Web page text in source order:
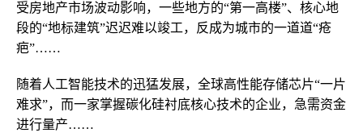
受房地产市场波动影响，一些地方的“第一高楼”、核心地
段的“地标建筑”迟迟难以竣工，反成为城市的一道道“疮
疤”……
随着人工智能技术的迅猛发展，全球高性能存储芯片“一片
难求”，而一家掌握碳化硅衬底核心技术的企业，急需资金
进行量产……